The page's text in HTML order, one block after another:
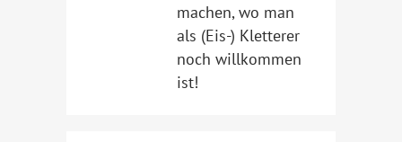
machen, wo man
als (Eis-) Kletterer
noch willkommen
ist!